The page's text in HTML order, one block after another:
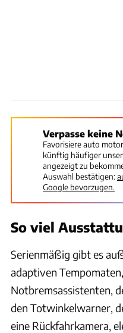
Verpasse keine
Favorisiere auto
künftig häufiger
angezeigt zu
Auswahl bestätigen:
Google bevorzugen.
So viel
Serienmäßig gibt es
adaptiven
Notbremsassistenten,
den Totwinkelwarner,
eine Rückfahrkamera,